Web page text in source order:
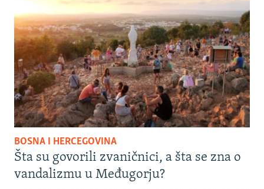
BOSNA I HERCEGOVINA
Šta su govorili zvaničnici, a šta se zna o
vandalizmu u Međugorju?